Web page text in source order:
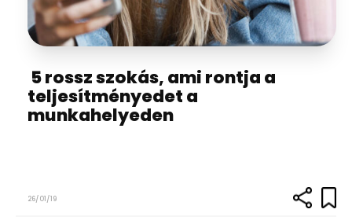
5 rossz szokás, ami rontja a
teljesítményedet a
munkahelyeden
26/01/19